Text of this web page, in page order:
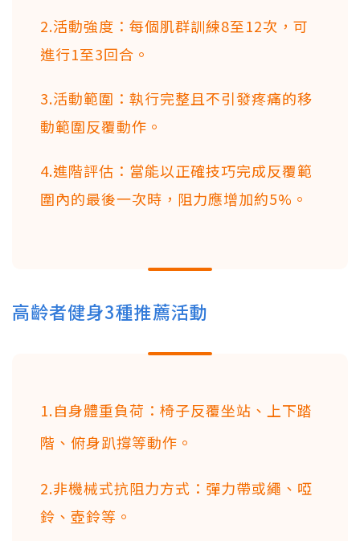
2.活動強度：每個肌群訓練8至12次，可
進行1至3回合。
3.活動範圍：執行完整且不引發疼痛的移
動範圍反覆動作。
4.進階評估：當能以正確技巧完成反覆範
圍內的最後一次時，阻力應增加約5%。
高齡者健身3種推薦活動
1.自身體重負荷：椅子反覆坐站、上下踏
階、俯身趴撐等動作。
2.非機械式抗阻力方式：彈力帶或繩、啞
鈴、壺鈴等。